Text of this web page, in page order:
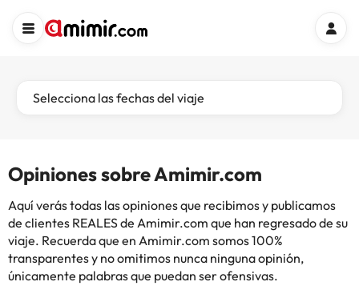
Selecciona las fechas del viaje
Opiniones sobre Amimir.com
Aquí verás todas las opiniones que recibimos y publicamos
de clientes REALES de Amimir.com que han regresado de su
viaje. Recuerda que en Amimir.com somos 100%
transparentes y no omitimos nunca ninguna opinión,
únicamente palabras que puedan ser ofensivas.